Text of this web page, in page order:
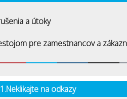
a útoky
pre zamestnancov a
na odkazy